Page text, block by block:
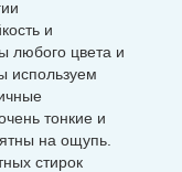
и
любого цвета и
используем
тонкие и
на ощупь.
стирок